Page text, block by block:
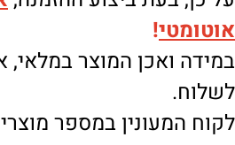
אוטומטי!
במידה ואכן המוצר במלאי,
לשלוח.
לקוח המעונין במספר